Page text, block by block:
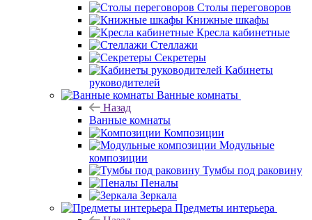
Столы переговоров
Книжные шкафы
Кресла кабинетные
Стеллажи
Секретеры
Кабинеты
руководителей
Ванные комнаты
Назад
Ванные комнаты
Композиции
Модульные
композиции
Тумбы под раковину
Пеналы
Зеркала
Предметы интерьера